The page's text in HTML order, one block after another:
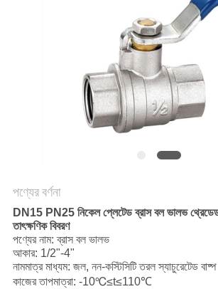
পণ্যের বর্ণনা
DN15 PN25 নিকেল প্লেটেড ব্রাস বল ভালভ থ্রেডেড
তাৎক্ষণিক বিবরণ
পণ্যের নাম: ব্রাস বল ভালভ
আকার: 1/2"-4"
নামমাত্র মাধ্যম: জল, নন-কস্টিসিটি তরল স্যাচুরেটেড বাষ্প
কাজের তাপমাত্রা: -10℃≤t≤110℃